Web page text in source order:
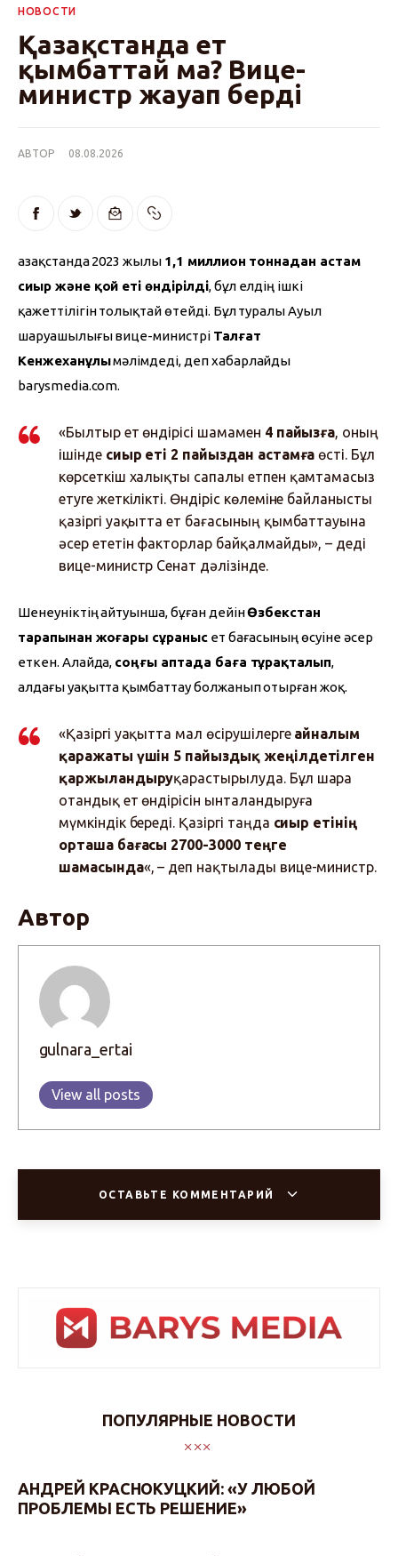
НОВОСТИ
Қазақстанда ет
қымбаттай ма? Вице-
министр жауап берді
АВТОР 08.08.2026
Қазақстанда 2023 жылы 1,1 миллион тоннадан астам
сиыр және қой еті өндірілді, бұл елдің ішкі
қажеттілігін толықтай өтейді. Бұл туралы Ауыл
шаруашылығы вице-министрі Талғат
Кенжеханұлы мәлімдеді, деп хабарлайды
barysmedia.com.
«Былтыр ет өндірісі шамамен 4 пайызға, оның
ішінде сиыр еті 2 пайыздан астамға өсті. Бұл
көрсеткіш халықты сапалы етпен қамтамасыз
етуге жеткілікті. Өндіріс көлеміне байланысты
қазіргі уақытта ет бағасының қымбаттауына
әсер ететін факторлар байқалмайды», – деді
вице-министр Сенат дәлізінде.
Шенеуніктің айтуынша, бұған дейін Өзбекстан
тарапынан жоғары сұраныс ет бағасының өсуіне әсер
еткен. Алайда, соңғы аптада баға тұрақталып,
алдағы уақытта қымбаттау болжанып отырған жоқ.
«Қазіргі уақытта мал өсірушілерге айналым
қаражаты үшін 5 пайыздық жеңілдетілген
қаржыландыруқарастырылуда. Бұл шара
отандық ет өндірісін ынталандыруға
мүмкіндік береді. Қазіргі таңда сиыр етінің
орташа бағасы 2700-3000 теңге
шамасында«, – деп нақтылады вице-министр.
Автор
gulnara_ertai
View all posts
ОСТАВЬТЕ КОММЕНТАРИЙ
ПОПУЛЯРНЫЕ НОВОСТИ
АНДРЕЙ КРАСНОКУЦКИЙ: «У ЛЮБОЙ
ПРОБЛЕМЫ ЕСТЬ РЕШЕНИЕ»